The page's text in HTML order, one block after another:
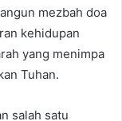
mezbah doa
kehidupan
yang menimpa
Tuhan.
salah satu